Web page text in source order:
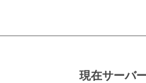
現在サーバ